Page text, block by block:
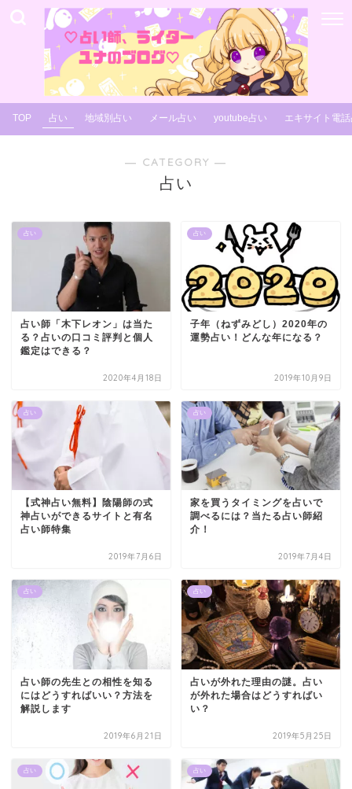
TOP 占い 地域別占い メール占い youtube占い エキサイト電
― CATEGORY ―
占い
占い
占い師「木下レオン」は当た
る？占いの口コミ評判と個人
鑑定はできる？
2020年4月18日
占い
子年（ねずみどし）2020年の
運勢占い！どんな年になる？
2019年10月9日
占い
【式神占い無料】陰陽師の式
神占いができるサイトと有名
占い師特集
2019年7月6日
占い
家を買うタイミングを占いで
調べるには？当たる占い師紹
介！
2019年7月4日
占い
占い師の先生との相性を知る
にはどうすればいい？方法を
解説します
2019年6月21日
占い
占いが外れた理由の謎。占い
が外れた場合はどうすればい
い？
2019年5月25日
占い 占い